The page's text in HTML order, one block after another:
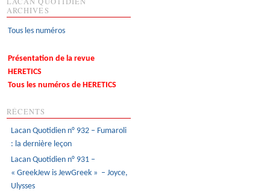
ARCHIVES
Tous les numéros
Présentation de la revue
HERETICS
Tous les numéros de HERETICS
RÉCENTS
Lacan Quotidien n° 932 – Fumaroli
: la dernière leçon
Lacan Quotidien n° 931 –
« GreekJew is JewGreek » – Joyce,
Ulysses